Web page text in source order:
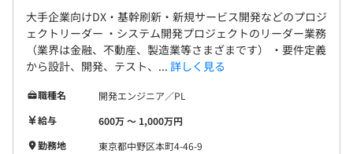
◆システム本部
20代～30代の若手社員から40代以上まで幅広いエンジニ
優しく穏やかな人柄のメンバーが多く、チームのためにお
互いサポートし合いながら一緒にがんばる姿勢が印象的で
す。
大手企業向けDX・基幹刷新・新規サービス開発などのプロジ
ェクトリーダー ・システム開発プロジェクトのリーダー業務
（業界は金融、不動産、製造業等さまざまです） ・要件定義
から設計、開発、テスト、... 詳しく見る
職種名
開発エンジニア／PL
給与
600万 〜 1,000万円
勤務地
東京都中野区本町4-46-9